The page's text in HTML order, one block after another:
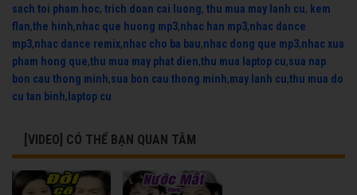
sach toi pham hoc, trich doan cai luong, thu mua may lanh cu, kem
flan,the hinh,nhac que huong mp3,nhac han mp3,nhac dance
mp3,nhac dance remix,nhac cho ba bau,nhac dong que mp3,nhac xua
pham hong que,thu mua may phat dien,thu mua laptop cu,sua nap
bon cau thong minh,sua bon cau thong minh,may lanh cu,thu mua do
cu tan binh, laptop cu
[VIDEO] CÓ THỂ BẠN QUAN TÂM